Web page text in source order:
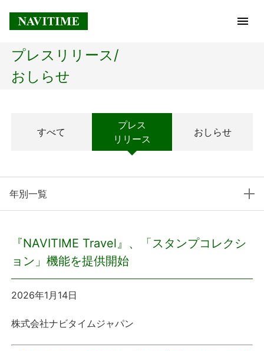
トップページ
経営理念
プレスリリース
プレスリリース
おしらせ
プレスリリース/
おしらせ
すべて
プレス
リリース
おしらせ
年別一覧
『NAVITIME Travel』、「スタンプコレクシ
ョン」機能を提供開始
2026年1月14日
株式会社ナビタイムジャパン